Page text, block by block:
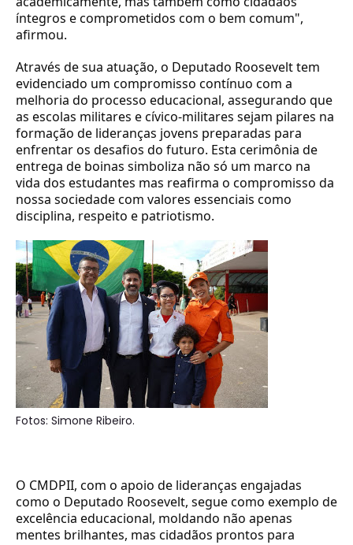
íntegros e comprometidos com o bem comum",
afirmou.
Através de sua atuação, o Deputado Roosevelt tem
evidenciado um compromisso contínuo com a
melhoria do processo educacional, assegurando que
as escolas militares e cívico-militares sejam pilares na
formação de lideranças jovens preparadas para
enfrentar os desafios do futuro. Esta cerimônia de
entrega de boinas simboliza não só um marco na
vida dos estudantes mas reafirma o compromisso da
nossa sociedade com valores essenciais como
disciplina, respeito e patriotismo.
Fotos: Simone Ribeiro.
O CMDPII, com o apoio de lideranças engajadas
como o Deputado Roosevelt, segue como exemplo de
excelência educacional, moldando não apenas
mentes brilhantes, mas cidadãos prontos para